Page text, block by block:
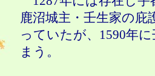
鹿沼城主・壬生家の庇
っていたが、1590年
まう。